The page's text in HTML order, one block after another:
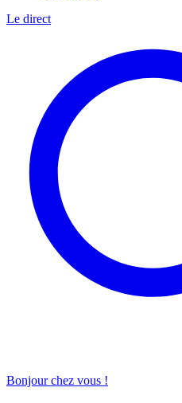
Le direct
Bonjour chez vous !